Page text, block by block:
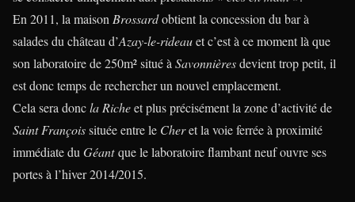
En 2011, la maison Brossardobtient la concession du bar à
salades du château d’Azay-le-rideauet c’est à ce moment là que
son laboratoire de 250m² situé à Savonnièresdevient trop petit, il
est donc temps de rechercher un nouvel emplacement.
Cela sera doncla Richeet plus précisément la zone d’activité de
Saint Françoissituée entre le Cheret la voie ferrée à proximité
immédiate du Géantque le laboratoire flambant neuf ouvre ses
portes à l’hiver 2014/2015.